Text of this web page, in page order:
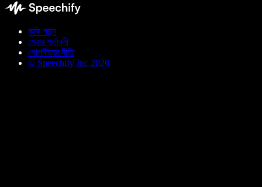
কুকি পছন্দ
সেবার শর্তাবলী
গোপনীয়তা নীতি
© Speechify Inc 2026